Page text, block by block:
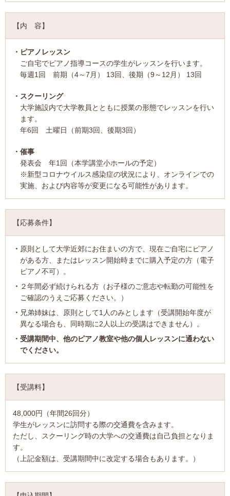
【内 容】
ピアノレッスン
ご自宅でピアノ指導コースの学生がレッスンを行います。
毎週1回 前期（4～7月） 13回、後期（9～12月） 13回
スクーリング
大学施設内で大学教員とともに授業の形態でレッスンを行い
ます。
年6回 土曜日（前期3回、後期3回）
催事
発表会 年1回（本学講堂小ホールの予定）
※新型コロナウイルス感染症の状況により、オンラインでの
実施、および内容等が変更になる可能性があります。
【応募条件】
原則として大学近郊にお住まいの方で、現在ご自宅にピアノ
がある方、またはレッスン開始時までに購入予定の方（電子
ピアノ不可）。
２年間必ず続けられる方（お子様のご意志や転勤の可能性を
ご確認のうえご応募ください。）
兄弟姉妹は、原則として1人のみとします（受講開始年度が
異なる場合も、同時期に2人以上の受講はできません）。
受講期間中、他のピアノ教室や他の個人レッスンに通わない
でください。
【受講料】
48,000円（年間26回分）
学生がレッスンに訪問する際の交通費を含みます。
ただし、スクーリング時の大学への交通費は自己負担となりま
す。
（上記金額は、受講期間中に改定する場合もあります。）